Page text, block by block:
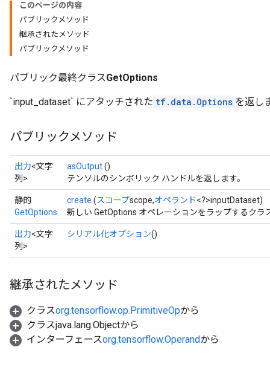
このページの内容
パブリックメソッド
継承されたメソッド
パブリックメソッド
パブリック最終クラスGetOptions
`input_dataset` にアタッチされた tf.data.Options を返し
パブリックメソッド
出力<文字
列>
asOutput()
テンソルのシンボリック ハンドルを返します。
静的
GetOptions
create (スコープscope,オペランド<?>inputDataset)
新しい GetOptions オペレーションをラップするク
出力<文字
列>
シリアル化オプション()
継承されたメソッド
クラスorg.tensorflow.op.PrimitiveOpから
クラスjava.lang.Objectから
インターフェースorg.tensorflow.Operandから